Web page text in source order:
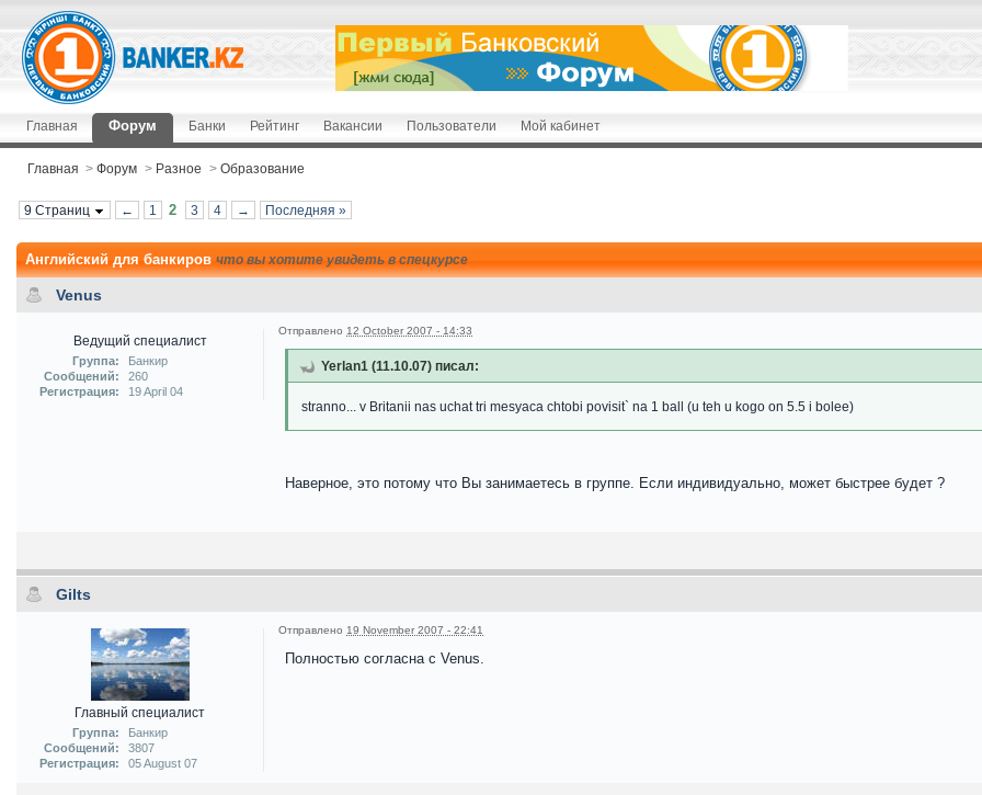
Главная Форум Банки Рейтинг Вакансии Пользователи Мой кабинет
Главная > Форум > Разное > Образование
9 Страниц ← 1 2 3 4 → Последняя »
Английский для банкировчто вы хотите увидеть в спецкурсе
Venus
Ведущий специалист
Группа:
Банкир
Сообщений:
260
Регистрация:
19 April 04
Отправлено 12 October 2007 - 14:33
Yerlan1 (11.10.07) писал:
stranno... v Britanii nas uchat tri mesyaca chtobi povisit` na 1 ball (u teh u kogo on 5.5 i bolee)
Наверное, это потому что Вы занимаетесь в группе. Если индивидуально, может быстрее будет ?
Gilts
Главный специалист
Группа:
Банкир
Сообщений:
3807
Регистрация:
05 August 07
Отправлено 19 November 2007 - 22:41
Полностью согласна с Venus.